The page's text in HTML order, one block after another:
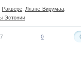
Раквере Ляэне-Вирумаа
Эстонии
0